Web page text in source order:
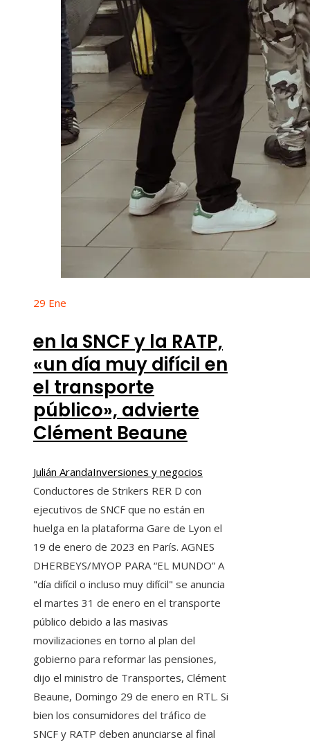
29 Ene
en la SNCF y la RATP,
«un día muy difícil en
el transporte
público», advierte
Clément Beaune
Julián ArandaInversiones y negocios
Conductores de Strikers RER D con
ejecutivos de SNCF que no están en
huelga en la plataforma Gare de Lyon el
19 de enero de 2023 en París. AGNES
DHERBEYS/MYOP PARA “EL MUNDO” A
"día difícil o incluso muy difícil" se anuncia
el martes 31 de enero en el transporte
público debido a las masivas
movilizaciones en torno al plan del
gobierno para reformar las pensiones,
dijo el ministro de Transportes, Clément
Beaune, Domingo 29 de enero en RTL. Si
bien los consumidores del tráfico de
SNCF y RATP deben anunciarse al final